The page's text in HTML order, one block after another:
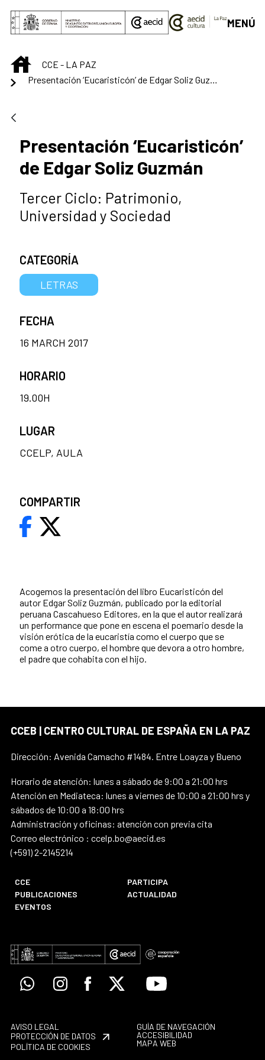
Skip to Main Content
MENÚ
INICIOCCE - LA PAZ
Presentación ‘Eucaristicón’ de Edgar Soliz Guzmán
Presentación ‘Eucaristicón’
de Edgar Soliz Guzmán
Tercer Ciclo: Patrimonio,
Universidad y Sociedad
Acogemos la presentación del libro Eucaristicón del
autor Edgar Soliz Guzmán, publicado por la editorial
peruana Cascahueso Editores, en la que el autor realizará
un performance que pone en escena el poemario desde la
visión erótica de la eucaristía como el cuerpo que se
come a otro cuerpo, el hombre que devora a otro hombre,
el padre que cohabita con el hijo.
CATEGORÍA
LETRAS
FECHA
16 MARCH 2017
HORARIO
19.00H
LUGAR
CCELP, AULA
COMPARTIR
CCEB | CENTRO CULTURAL DE ESPAÑA EN LA PAZ
Dirección: Avenida Camacho #1484. Entre Loayza y Bueno
Horario de atención: lunes a sábado de 9:00 a 21:00 hrs
Atención en Mediateca: lunes a viernes de 10:00 a 21:00 hrs y
sábados de 10:00 a 18:00 hrs
Administración y oficinas: atención con previa cita
Correo electrónico : ccelp.bo@aecid.es
(+591) 2-2145214
CCE
PARTICIPA
PUBLICACIONES
ACTUALIDAD
EVENTOS
WhatsappInstagramFacebook
X Youtube
AVISO LEGAL
PROTECCIÓN DE DATOS
POLÍTICA DE COOKIES
GUÍA DE NAVEGACIÓN
ACCESIBILIDAD
MAPA WEB